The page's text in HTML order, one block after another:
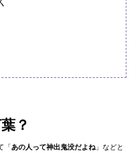
？
「あの人って神出鬼没だよね 」などと